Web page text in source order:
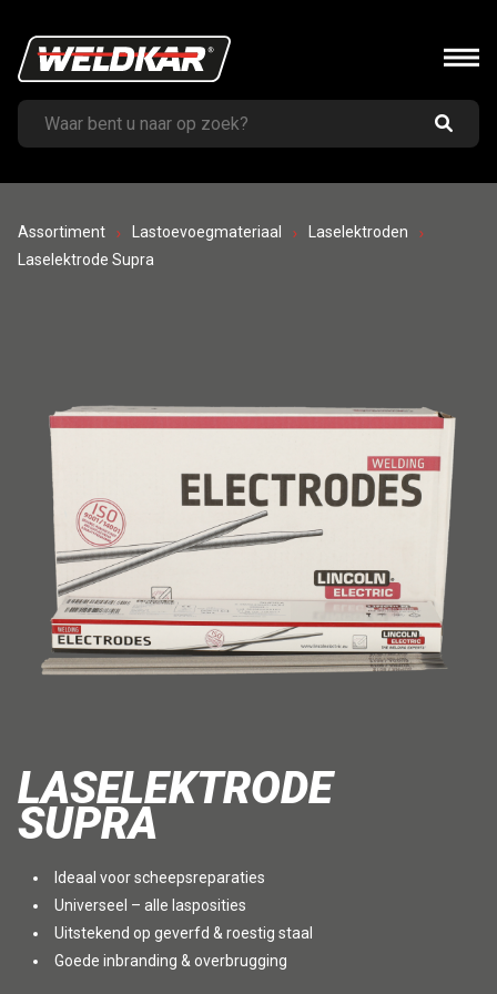
Assortiment Lastoevoegmateriaal
Laselektroden
Laselektrode Supra
LASELEKTRODE
SUPRA
Ideaal voor scheepsreparaties
Universeel – alle lasposities
Uitstekend op geverfd & roestig staal
Goede inbranding & overbrugging